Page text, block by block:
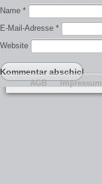
Name *
E-Mail-Adresse *
Website
AGB Impressum